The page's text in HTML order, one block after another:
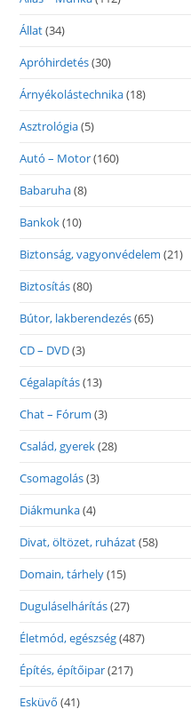
Állat(34)
Apróhirdetés(30)
Árnyékolástechnika(18)
Asztrológia(5)
Autó – Motor(160)
Babaruha(8)
Bankok(10)
Biztonság, vagyonvédelem (21)
Biztosítás(80)
Bútor, lakberendezés(65)
CD – DVD(3)
Cégalapítás(13)
Chat – Fórum (3)
Család, gyerek(28)
Csomagolás(3)
Diákmunka(4)
Divat, öltözet, ruházat(58)
Domain, tárhely(15)
Duguláselhárítás(27)
Életmód, egészség(487)
Építés, építőipar(217)
Esküvő (41)